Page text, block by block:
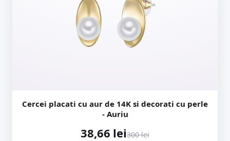
Cercei placati cu aur de 14K si decorati cu perle
- Auriu
38,66 lei300 lei